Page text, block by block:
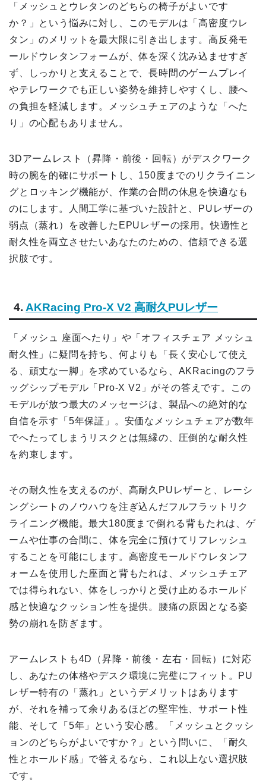
「メッシュとウレタンのどちらの椅子がよいです
か？」という悩みに対し、このモデルは「高密度ウレ
タン」のメリットを最大限に引き出します。高反発モ
ールドウレタンフォームが、体を深く沈み込ませすぎ
ず、しっかりと支えることで、長時間のゲームプレイ
やテレワークでも正しい姿勢を維持しやすくし、腰へ
の負担を軽減します。メッシュチェアのような「へた
り」の心配もありません。
3Dアームレスト（昇降・前後・回転）がデスクワーク
時の腕を的確にサポートし、150度までのリクライニン
グとロッキング機能が、作業の合間の休息を快適なも
のにします。人間工学に基づいた設計と、PUレザーの
弱点（蒸れ）を改善したEPUレザーの採用。快適性と
耐久性を両立させたいあなたのための、信頼できる選
択肢です。
4. AKRacing Pro-X V2 高耐久PUレザー
「メッシュ 座面へたり」や「オフィスチェア メッシュ
耐久性」に疑問を持ち、何よりも「長く安心して使え
る、頑丈な一脚」を求めているなら、AKRacingのフラ
ッグシップモデル「Pro-X V2」がその答えです。この
モデルが放つ最大のメッセージは、製品への絶対的な
自信を示す「5年保証」。安価なメッシュチェアが数年
でへたってしまうリスクとは無縁の、圧倒的な耐久性
を約束します。
その耐久性を支えるのが、高耐久PUレザーと、レーシ
ングシートのノウハウを注ぎ込んだフルフラットリク
ライニング機能。最大180度まで倒れる背もたれは、ゲ
ームや仕事の合間に、体を完全に預けてリフレッシュ
することを可能にします。高密度モールドウレタンフ
ォームを使用した座面と背もたれは、メッシュチェア
では得られない、体をしっかりと受け止めるホールド
感と快適なクッション性を提供。腰痛の原因となる姿
勢の崩れを防ぎます。
アームレストも4D（昇降・前後・左右・回転）に対応
し、あなたの体格やデスク環境に完璧にフィット。PU
レザー特有の「蒸れ」というデメリットはあります
が、それを補って余りあるほどの堅牢性、サポート性
能、そして「5年」という安心感。「メッシュとクッシ
ョンのどちらがよいですか？」という問いに、「耐久
性とホールド感」で答えるなら、これ以上ない選択肢
です。